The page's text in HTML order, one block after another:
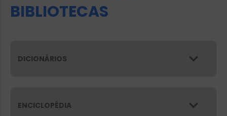
BIBLIOTECAS
DICIONÁRIOS
ENCICLOPÉDIA